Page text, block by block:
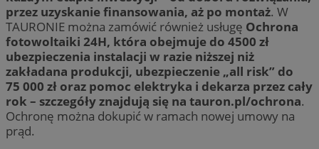
przez uzyskanie finansowania, aż po montaż. W
TAURONIE można zamówić również usługę Ochrona
fotowoltaiki 24H, która obejmuje do 4500 zł
ubezpieczenia instalacji w razie niższej niż
zakładana produkcji, ubezpieczenie „all risk” do
75 000 zł oraz pomoc elektryka i dekarza przez cały
rok – szczegóły znajdują się na tauron.pl/ochrona.
Ochronę można dokupić w ramach nowej umowy na
prąd.